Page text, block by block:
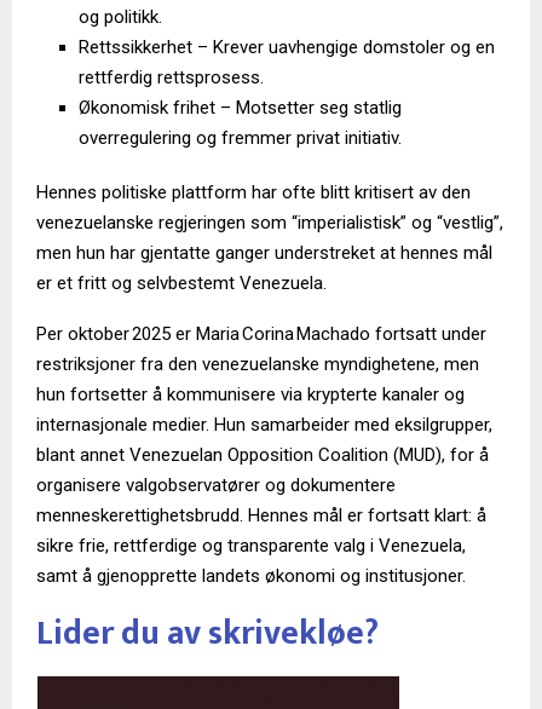
og politikk.
Rettssikkerhet – Krever uavhengige domstoler og en
rettferdig rettsprosess.
Økonomisk frihet – Motsetter seg statlig
overregulering og fremmer privat initiativ.
Hennes politiske plattform har ofte blitt kritisert av den
venezuelanske regjeringen som “imperialistisk” og “vestlig”,
men hun har gjentatte ganger understreket at hennes mål
er et fritt og selvbestemt Venezuela.
Per oktober 2025 er Maria Corina Machado fortsatt under
restriksjoner fra den venezuelanske myndighetene, men
hun fortsetter å kommunisere via krypterte kanaler og
internasjonale medier. Hun samarbeider med eksilgrupper,
blant annet Venezuelan Opposition Coalition (MUD), for å
organisere valgobservatører og dokumentere
menneskerettighetsbrudd. Hennes mål er fortsatt klart: å
sikre frie, rettferdige og transparente valg i Venezuela,
samt å gjenopprette landets økonomi og institusjoner.
Lider du av skrivekløe?